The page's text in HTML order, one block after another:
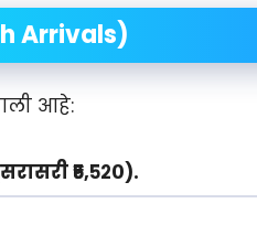
Arrivals)
आहे:
₹५,५२०).